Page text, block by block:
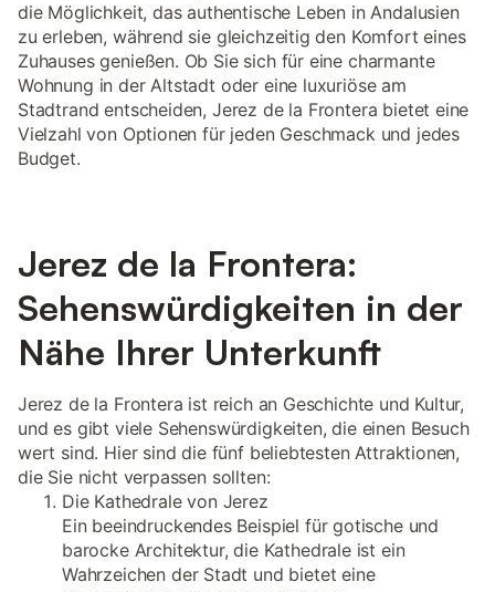
die Möglichkeit, das authentische Leben in Andalusien
zu erleben, während sie gleichzeitig den Komfort eines
Zuhauses genießen. Ob Sie sich für eine charmante
Wohnung in der Altstadt oder eine luxuriöse am
Stadtrand entscheiden, Jerez de la Frontera bietet eine
Vielzahl von Optionen für jeden Geschmack und jedes
Budget.
Jerez de la Frontera:
Sehenswürdigkeiten in der
Nähe Ihrer Unterkunft
Jerez de la Frontera ist reich an Geschichte und Kultur,
und es gibt viele Sehenswürdigkeiten, die einen Besuch
wert sind. Hier sind die fünf beliebtesten Attraktionen,
die Sie nicht verpassen sollten:
Die Kathedrale von Jerez
Ein beeindruckendes Beispiel für gotische und
barocke Architektur, die Kathedrale ist ein
Wahrzeichen der Stadt und bietet eine